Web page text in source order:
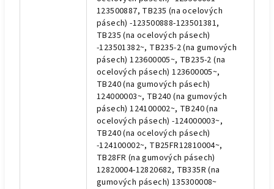
123500887, TB235 (na ocelových
pásech) -123500888-123501381,
TB235 (na ocelových pásech)
-123501382~, TB235-2 (na gumových
pásech) 123600005~, TB235-2 (na
ocelových pásech) 123600005~,
TB240 (na gumových pásech)
124000003~, TB240 (na gumových
pásech) 124100002~, TB240 (na
ocelových pásech) -124000003~,
TB240 (na ocelových pásech)
-124100002~, TB25FR12810004~,
TB28FR (na gumových pásech)
12820004-12820682, TB335R (na
gumových pásech) 135300008~